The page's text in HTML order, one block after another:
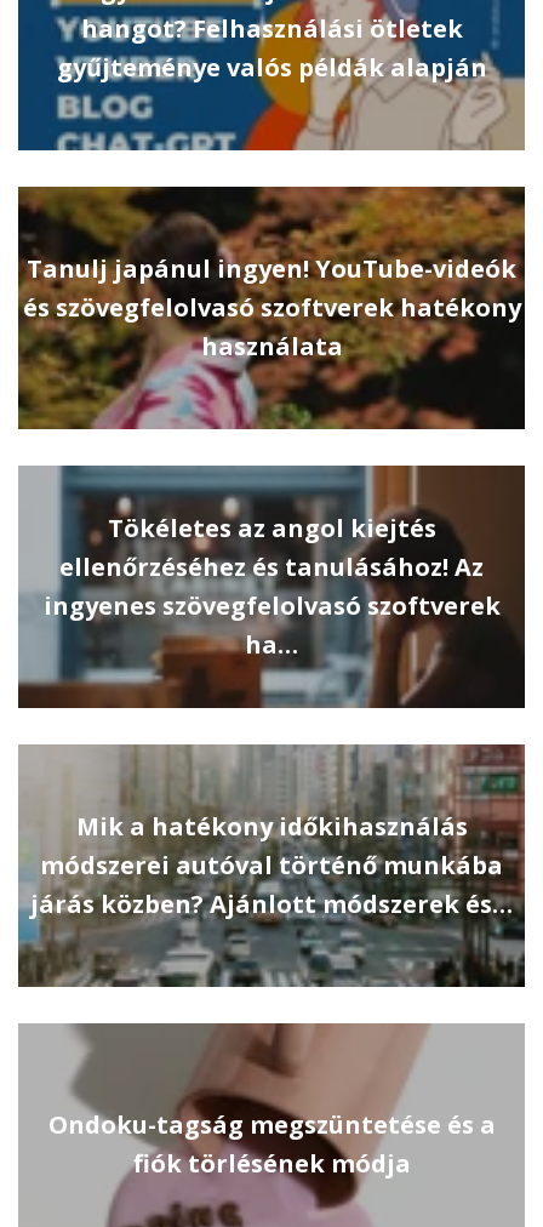
hangot? Felhasználási ötletek
gyűjteménye valós példák alapján
Tanulj japánul ingyen! YouTube-videók
és szövegfelolvasó szoftverek hatékony
használata
Tökéletes az angol kiejtés
ellenőrzéséhez és tanulásához! Az
ingyenes szövegfelolvasó szoftverek
ha…
Mik a hatékony időkihasználás
módszerei autóval történő munkába
járás közben? Ajánlott módszerek és…
Ondoku-tagság megszüntetése és a
fiók törlésének módja